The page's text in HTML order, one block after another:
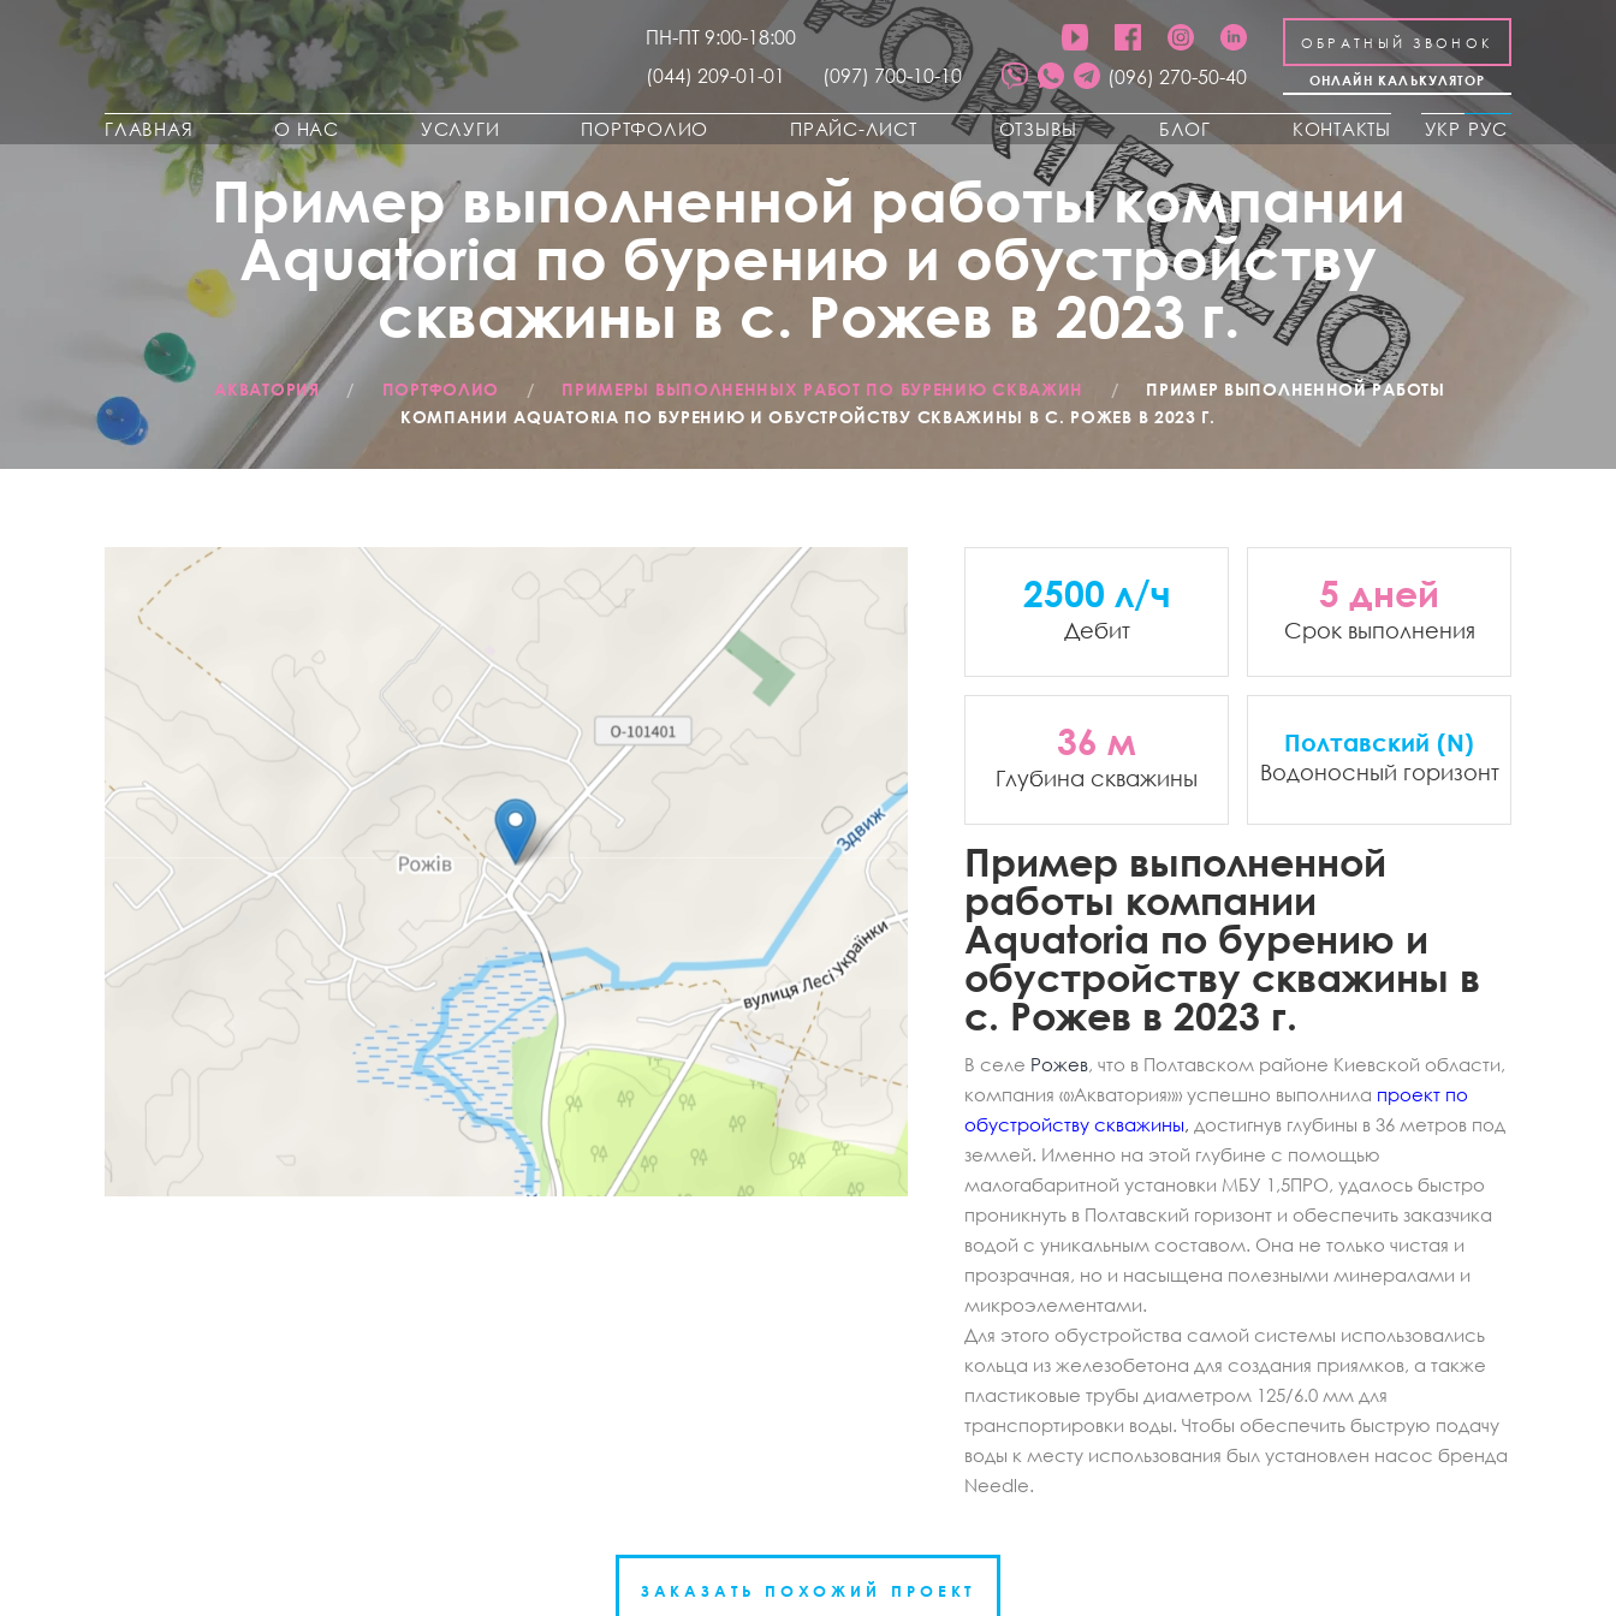
ПН-ПТ 9:00-18:00
(044) 209-01-01
(097) 700-10-10 (096) 270-50-40
ОБРАТНЫЙ ЗВОНОК
ОНЛАЙН КАЛЬКУЛЯТОР
ГЛАВНАЯ О НАС УСЛУГИ ПОРТФОЛИО ПРАЙС-ЛИСТ ОТЗЫВЫ БЛОГ КОНТАКТЫ УКР РУС
Пример выполненной работы компании
Aquatoria по бурению и обустройству
скважины в с. Рожев в 2023 г.
АКВАТОРИЯ / ПОРТФОЛИО / ПРИМЕРЫ ВЫПОЛНЕННЫХ РАБОТ ПО БУРЕНИЮ СКВАЖИН /
ПРИМЕР ВЫПОЛНЕННОЙ РАБОТЫ
КОМПАНИИ AQUATORIA ПО БУРЕНИЮ И ОБУСТРОЙСТВУ СКВАЖИНЫ В С. РОЖЕВ В 2023 Г.
Пример выполненной
работы компании
Aquatoria по бурению и
обустройству скважины в
с. Рожев в 2023 г.
В селе Рожев, что в Полтавском районе Киевской области,
компания «»Акватория»» успешно выполнила проект по
обустройству скважины, достигнув глубины в 36 метров под
землей. Именно на этой глубине с помощью
малогабаритной установки МБУ 1,5ПРО, удалось быстро
проникнуть в Полтавский горизонт и обеспечить заказчика
водой с уникальным составом. Она не только чистая и
прозрачная, но и насыщена полезными минералами и
микроэлементами.
Для этого обустройства самой системы использовались
кольца из железобетона для создания приямков, а также
пластиковые трубы диаметром 125/6.0 мм для
транспортировки воды. Чтобы обеспечить быструю подачу
воды к месту использования был установлен насос бренда
Needle.
2500 л/ч
Дебит
5 дней
Срок выполнения
36 м
Глубина скважины
Полтавский (N)
Водоносный горизонт
ЗАКАЗАТЬ ПОХОЖИЙ ПРОЕКТ